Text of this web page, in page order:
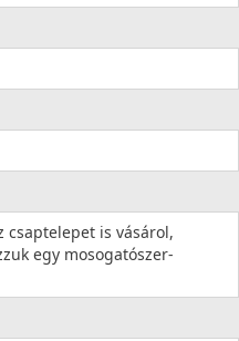
csaptelepet is vásárol,
egy mosogatószer-